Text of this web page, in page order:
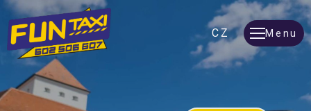
Menu
CZ
EN